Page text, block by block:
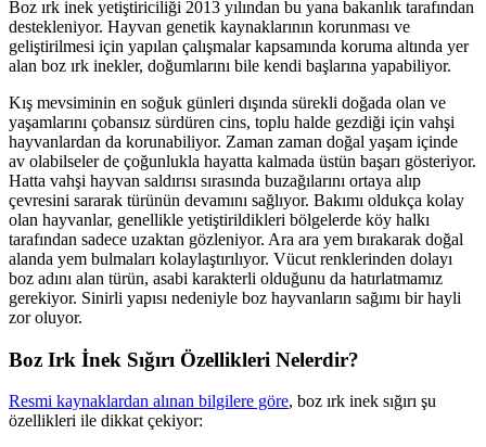
Boz ırk inek yetiştiriciliği 2013 yılından bu yana bakanlık tarafından
destekleniyor. Hayvan genetik kaynaklarının korunması ve
geliştirilmesi için yapılan çalışmalar kapsamında koruma altında yer
alan boz ırk inekler, doğumlarını bile kendi başlarına yapabiliyor.
Kış mevsiminin en soğuk günleri dışında sürekli doğada olan ve
yaşamlarını çobansız sürdüren cins, toplu halde gezdiği için vahşi
hayvanlardan da korunabiliyor. Zaman zaman doğal yaşam içinde
av olabilseler de çoğunlukla hayatta kalmada üstün başarı gösteriyor.
Hatta vahşi hayvan saldırısı sırasında buzağılarını ortaya alıp
çevresini sararak türünün devamını sağlıyor. Bakımı oldukça kolay
olan hayvanlar, genellikle yetiştirildikleri bölgelerde köy halkı
tarafından sadece uzaktan gözleniyor. Ara ara yem bırakarak doğal
alanda yem bulmaları kolaylaştırılıyor. Vücut renklerinden dolayı
boz adını alan türün, asabi karakterli olduğunu da hatırlatmamız
gerekiyor. Sinirli yapısı nedeniyle boz hayvanların sağımı bir hayli
zor oluyor.
Boz Irk İnek Sığırı Özellikleri Nelerdir?
Resmi kaynaklardan alınan bilgilere göre, boz ırk inek sığırı şu
özellikleri ile dikkat çekiyor: